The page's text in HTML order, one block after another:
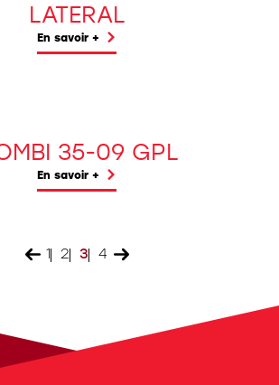
LATERAL
En savoir +
35-09 GPL
En savoir +
1 2 3 4